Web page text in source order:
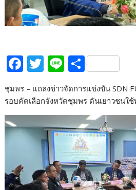
F
e
b
o
o
k
T
w
itt
er
Li
n
e
S
h
ar
e
ชุมพร – แถลงข่าวจัดการแข่งขัน SDN
รอบคัดเลือกจังหวัดชุมพร ดันเยาวชนใ